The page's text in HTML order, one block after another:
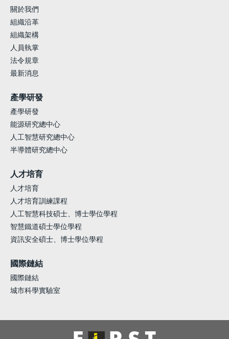
關於我們
組織沿革
組織架構
人員執掌
法令規章
最新消息
產學研發
產學研發
能源研究總中心
人工智慧研究總中心
半導體研究總中心
人才培育
人才培育
人才培育訓練課程
人工智慧科技碩士、博士學位學程
智慧鐵道碩士學位學程
資訊安全碩士、博士學位學程
國際鏈結
國際鏈結
城市科學實驗室